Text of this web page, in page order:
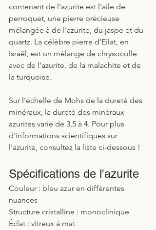
contenant de l'azurite est l'aile de
perroquet, une pierre précieuse
mélangée à de l'azurite, du jaspe et du
quartz. La célèbre pierre d'Eilat, en
Israël, est un mélange de chrysocolle
avec de l'azurite, de la malachite et de
la turquoise.
Sur l'échelle de Mohs de la dureté des
minéraux, la dureté des minéraux
azurites varie de 3,5 à 4. Pour plus
d'informations scientifiques sur
l'azurite, consultez la liste ci-dessous !
Spécifications de l'azurite
Couleur : bleu azur en différentes
nuances
Structure cristalline : monoclinique
Éclat : vitreux à mat